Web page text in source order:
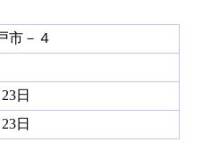
市－４
日
日